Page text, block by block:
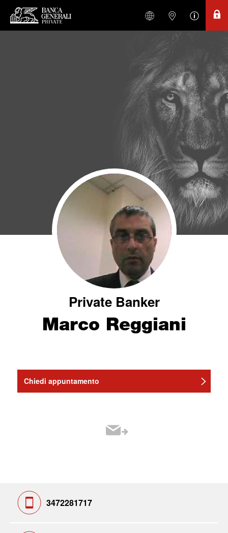
Private Banker
Marco Reggiani
Chiedi appuntamento
3472281717